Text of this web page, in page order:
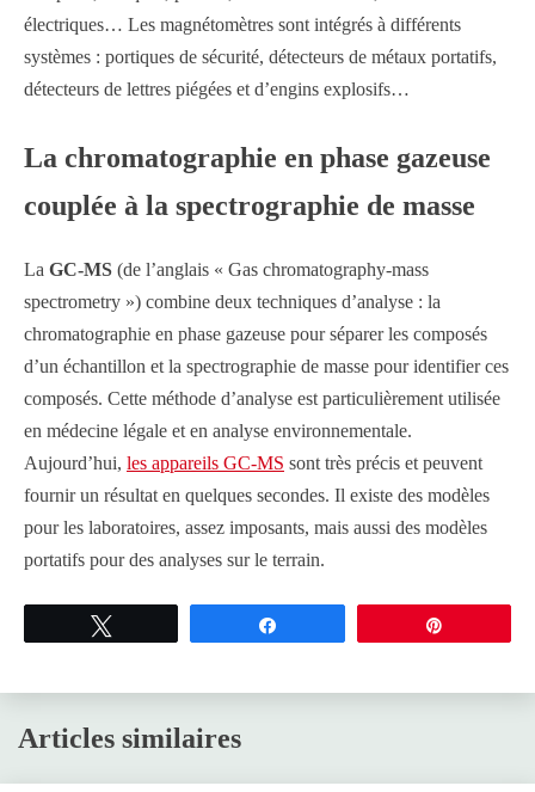
électriques… Les magnétomètres sont intégrés à différents
systèmes : portiques de sécurité, détecteurs de métaux portatifs,
détecteurs de lettres piégées et d’engins explosifs…
La chromatographie en phase gazeuse
couplée à la spectrographie de masse
La GC-MS (de l’anglais « Gas chromatography-mass
spectrometry ») combine deux techniques d’analyse : la
chromatographie en phase gazeuse pour séparer les composés
d’un échantillon et la spectrographie de masse pour identifier ces
composés. Cette méthode d’analyse est particulièrement utilisée
en médecine légale et en analyse environnementale.
Aujourd’hui, les appareils GC-MS sont très précis et peuvent
fournir un résultat en quelques secondes. Il existe des modèles
pour les laboratoires, assez imposants, mais aussi des modèles
portatifs pour des analyses sur le terrain.
Articles similaires